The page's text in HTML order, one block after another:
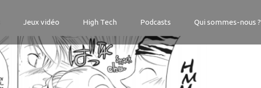
Jeux vidéo High Tech Podcasts Qui sommes-nous ?